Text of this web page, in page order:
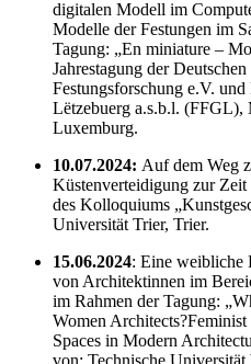
digitalen Modell im
Modelle der Festungen im
Tagung: „En miniature –
Jahrestagung der
Festungsforschung e.V.
Lëtzebuerg a.s.b.l. (FFGL),
Luxemburg.
10.07.2024: Auf dem Weg
Küstenverteidigung zur
des Kolloquiums
Universität Trier, Trier.
15.06.2024: Eine weibliche
von Architektinnen im
im Rahmen der Tagung:
Women Architects?Feminist
Spaces in Modern